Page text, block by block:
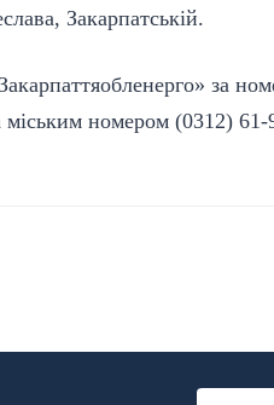
Закарпатській.
за
міським номером (0312) 61-